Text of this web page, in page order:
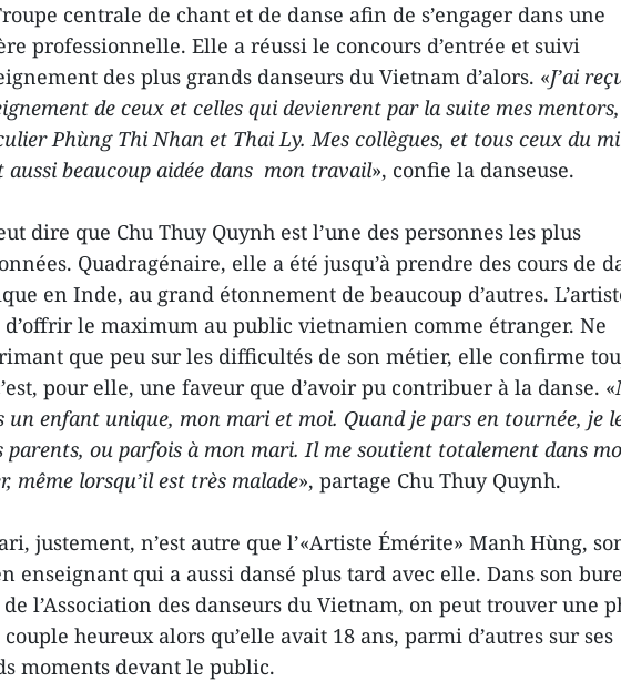
centrale de chant et de danse afin de s’engager dans une
professionnelle. Elle a réussi le concours d’entrée et suivi
des plus grands danseurs du Vietnam d’alors. «J’ai
de ceux et celles qui devienrent par la suite mes
Phùng Thi Nhan et Thai Ly. Mes collègues, et tous ceux du
aussi beaucoup aidée dans mon travail», confie la danseuse.
dire que Chu Thuy Quynh est l’une des personnes les plus
Quadragénaire, elle a été jusqu’à prendre des cours de
en Inde, au grand étonnement de beaucoup d’autres.
d’offrir le maximum au public vietnamien comme étranger. Ne
que peu sur les difficultés de son métier, elle confirme
pour elle, une faveur que d’avoir pu contribuer à la danse. «
un enfant unique, mon mari et moi. Quand je pars en tournée, je
parents, ou parfois à mon mari. Il me soutient totalement dans
même lorsqu’il est très malade», partage Chu Thuy Quynh.
justement, n’est autre que l’«Artiste Émérite» Manh Hùng,
enseignant qui a aussi dansé plus tard avec elle. Dans son
de l’Association des danseurs du Vietnam, on peut trouver une
couple heureux alors qu’elle avait 18 ans, parmi d’autres sur ses
moments devant le public.